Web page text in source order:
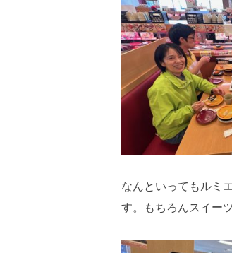
なんといってもルミ
す。もちろんスイー